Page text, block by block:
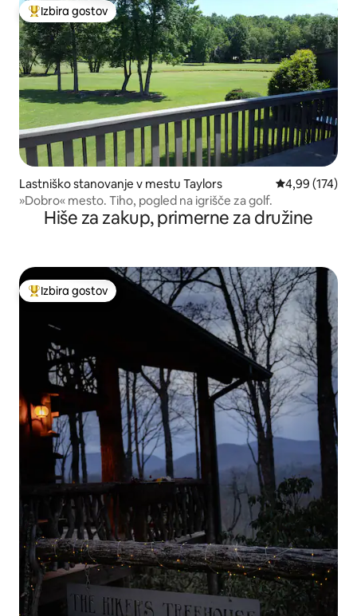
Najbolj priljubljena prenočišča z značko »Izbira gostov«
Izbira gostov
Lastniško stanovanje v mestu Taylors Povprečna
4,99 (174)
»Dobro« mesto. Tiho, pogled na igrišče za golf.
Hiše za zakup, primerne za družine
Najbolj priljubljena prenočišča z značko »Izbira gostov«
Izbira gostov